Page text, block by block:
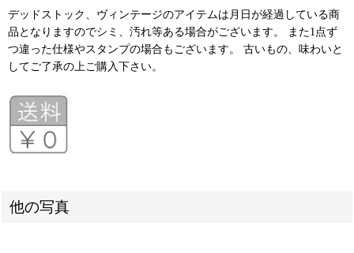
デッドストック、ヴィンテージのアイテムは月日が経過している商
品となりますのでシミ、汚れ等ある場合がございます。 また1点ず
つ違った仕様やスタンプの場合もございます。 古いもの、味わいと
してご了承の上ご購入下さい。
他の写真